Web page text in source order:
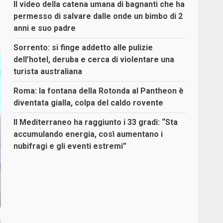
Il video della catena umana di bagnanti che ha
permesso di salvare dalle onde un bimbo di 2
anni e suo padre
Sorrento: si finge addetto alle pulizie
dell’hotel, deruba e cerca di violentare una
turista australiana
Roma: la fontana della Rotonda al Pantheon è
diventata gialla, colpa del caldo rovente
Il Mediterraneo ha raggiunto i 33 gradi: “Sta
accumulando energia, così aumentano i
nubifragi e gli eventi estremi”